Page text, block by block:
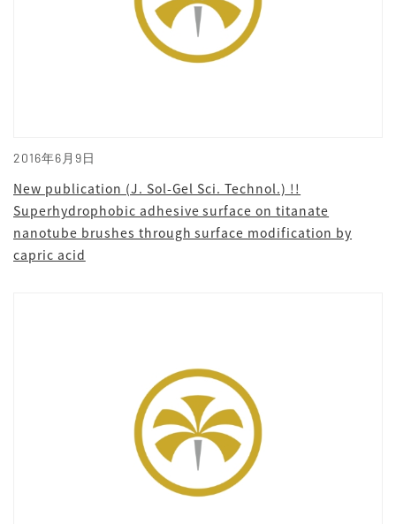
2016年6月9日
New publication (J. Sol-Gel Sci. Technol.) !!
Superhydrophobic adhesive surface on titanate
nanotube brushes through surface modification by
capric acid